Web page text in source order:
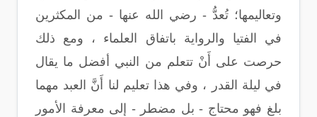
وتعاليمها؛ تُعدُّ - رضي الله عنها - من المكثرين
في الفتيا والرواية باتفاق العلماء ، ومع ذلك
حرصت على أَنْ تتعلم من النبي أفضل ما يقال
في ليلة القدر ، وفي هذا تعليم لنا أَنَّ العبد مهما
بلغ فهو محتاج - بل مضطر - إلى معرفة الأمور